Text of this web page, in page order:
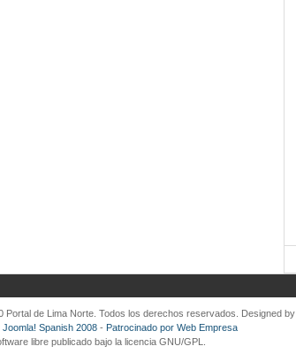
Portal de Lima Norte. Todos los derechos reservados. Designed by
Spanish 2008 - Patrocinado por Web Empresa
libre publicado bajo la licencia GNU/GPL.